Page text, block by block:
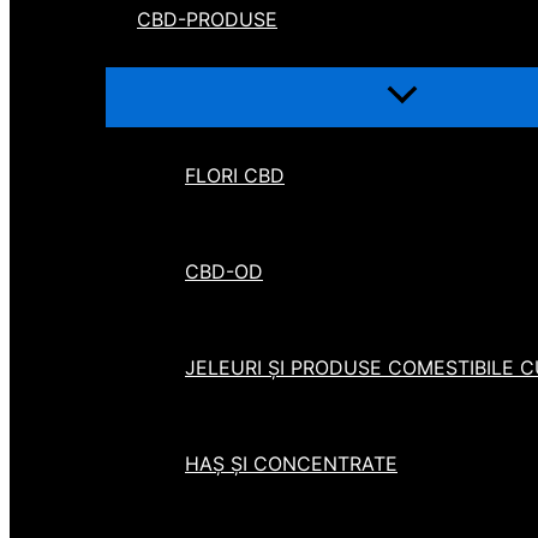
CBD-PRODUSE
FLORI CBD
CBD-OD
JELEURI ȘI PRODUSE COMESTIBILE
HAȘ ȘI CONCENTRATE